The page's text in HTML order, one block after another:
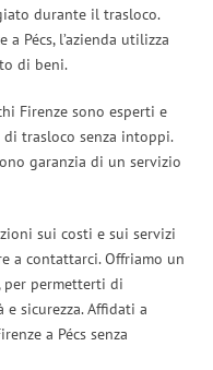
durante il trasloco.
Pécs, l’azienda utilizza
di beni.
Firenze sono esperti e
trasloco senza intoppi.
garanzia di un servizio
sui costi e sui servizi
a contattarci. Offriamo un
per permetterti di
sicurezza. Affidati a
a Pécs senza